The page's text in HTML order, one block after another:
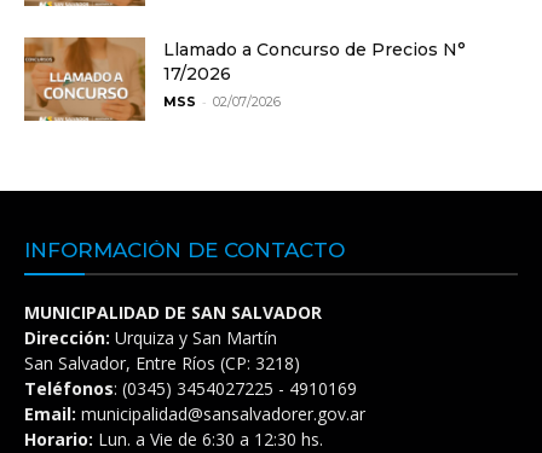
Llamado a Concurso de Precios N°
17/2026
MSS - 02/07/2026
INFORMACIÓN DE CONTACTO
MUNICIPALIDAD DE SAN SALVADOR
Dirección: Urquiza y San Martín
San Salvador, Entre Ríos (CP: 3218)
Teléfonos: (0345) 3454027225 - 4910169
Email: municipalidad@sansalvadorer.gov.ar
Horario: Lun. a Vie de 6:30 a 12:30 hs.